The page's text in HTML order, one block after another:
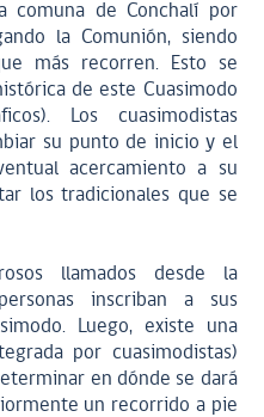
comuna de Conchalí por
la Comunión, siendo
más recorren. Esto se
de este Cuasimodo
Los cuasimodistas
su punto de inicio y el
acercamiento a su
los tradicionales que se
llamados desde la
inscriban a sus
Luego, existe una
por cuasimodistas)
en dónde se dará
un recorrido a pie